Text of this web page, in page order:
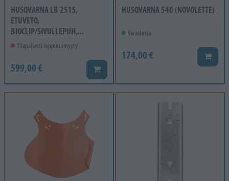
HUSQVARNA LB 251S,
ETUVETO,
BIOCLIP/SIVULLEPUH,...
Tilapäisesti loppuunmyyty
599,00 € Lisää koriin
HUSQVARNA 540 (NOVOLETTE)
Varastossa
174,00 € Lisää